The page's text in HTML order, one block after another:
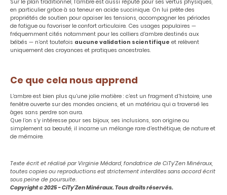
Sur le plan traditionnel, l’ambre est aussi réputé pour ses vertus physiques,
en particulier grâce à sa teneur en acide succinique. On lui prête des
propriétés de soutien pour apaiser les tensions, accompagner les périodes
de fatigue ou favoriser le confort articulaire. Ces usages populaires —
fréquemment cités notamment pour les colliers d’ambre destinés aux
bébés — n’ont toutefois aucune validation scientifique et relèvent
uniquement des croyances et pratiques ancestrales.
Ce que cela nous apprend
L’ambre est bien plus qu’une jolie matière : c’est un fragment d’histoire, une
fenêtre ouverte sur des mondes anciens, et un matériau qui a traversé les
âges sans perdre son aura.
Que l’on s’y intéresse pour ses bijoux, ses inclusions, son origine ou
simplement sa beauté, il incarne un mélange rare d’esthétique, de nature et
de mémoire.
Texte écrit et réalisé par Virginie Médard, fondatrice de CiTy'Zen Minéraux,
toutes copies ou reproductions est strictement interdites sans accord écrit
sous peine de poursuite.
Copyright © 2025 - CiTy'Zen Minéraux. Tous droits réservés.